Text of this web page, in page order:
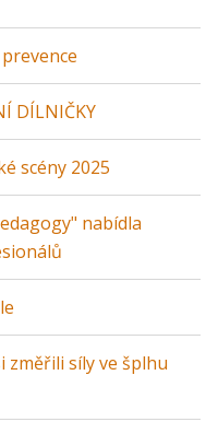
DÍLNIČKY
scény 2025
nabídla
změřili síly ve šplhu